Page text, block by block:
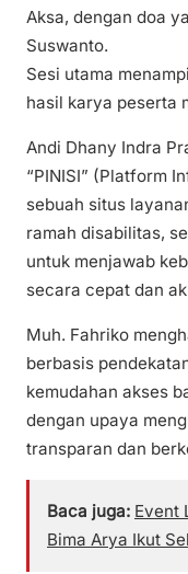
Aksa, dengan doa
Suswanto.
Sesi utama
hasil karya peserta
Andi Dhany Indra
“PINISI” (Platform
sebuah situs
ramah disabilitas,
untuk menjawab
secara cepat dan
Muh. Fahriko
berbasis
kemudahan akses
dengan upaya
transparan dan
Baca juga: Event
Bima Arya Ikut